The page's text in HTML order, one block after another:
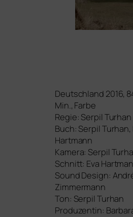
Deutschland 2016,
Min., Farbe
Regie: Serpil Turhan
Buch: Serpil Turhan,
Hartmann
Kamera: Serpil
Schnitt: Eva
Sound Design:
Zimmermann
Ton: Serpil Turhan
Produzentin: